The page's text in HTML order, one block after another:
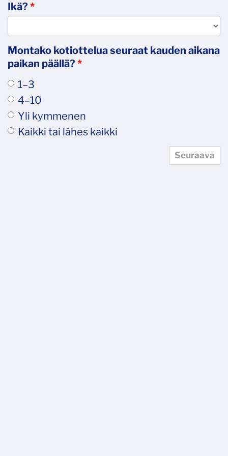
Ikä?*
Montako kotiottelua seuraat kauden aikana
paikan päällä?*
1–3
4–10
Yli kymmenen
Kaikki tai lähes kaikki
Seuraava